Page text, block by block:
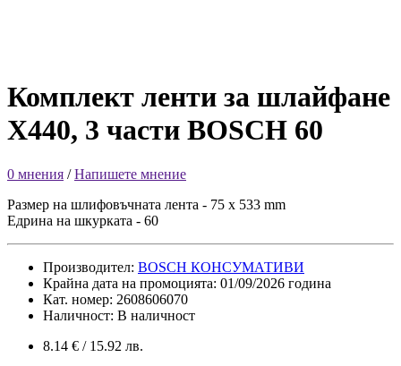
Комплект ленти за шлайфане
X440, 3 части BOSCH 60
0 мнения /Напишете мнение
Размер на шлифовъчната лента - 75 x 533 mm
Едрина на шкурката - 60
Производител: BOSCH КОНСУМАТИВИ
Крайна дата на промоцията: 01/09/2026 година
Кат. номер: 2608606070
Наличност: В наличност
8.14 € / 15.92 лв.